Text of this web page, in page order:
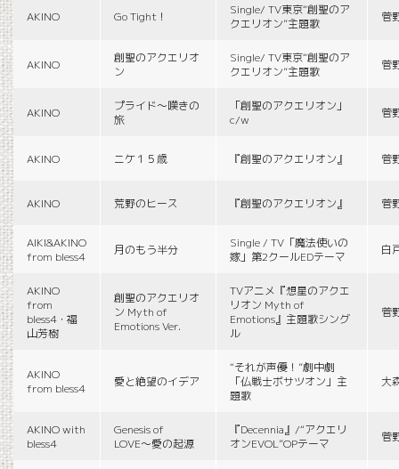
AKINO Go Tight！
Single/ TV東京“創聖のア
クエリオン”主題歌
菅
AKINO
創聖のアクエリオ
ン
Single/ TV東京“創聖のア
クエリオン”主題歌
菅
AKINO
プライド〜嘆きの
旅
「創聖のアクエリオン」
c/w
菅
AKINO ニケ１５歳 『創聖のアクエリオン』 菅
AKINO 荒野のヒース 『創聖のアクエリオン』 菅
AIKI&AKINO
from bless4
月のもう半分
Single / TV「魔法使いの
嫁」第2クールEDテーマ
白
AKINO
from
bless4・福
山芳樹
創聖のアクエリオ
ン Myth of
Emotions Ver.
TVアニメ『想星のアクエ
リオン Myth of
Emotions』主題歌シング
ル
菅
AKINO
from bless4
愛と絶望のイデア
“それが声優！”劇中劇
「仏戦士ボサツオン」主
題歌
大
AKINO with
bless4
Genesis of
LOVE〜愛の起源
『Decennia』/“アクエリ
オンEVOL”OPテーマ
菅